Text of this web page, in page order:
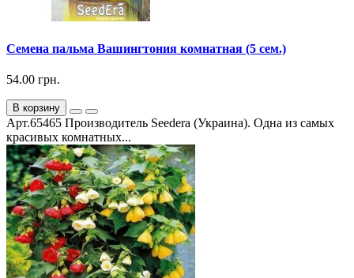
Семена пальма Вашингтония комнатная (5 сем.)
54.00 грн.
В корзину
Арт.65465 Производитель Seedera (Украина). Одна из самых
красивых комнатных...